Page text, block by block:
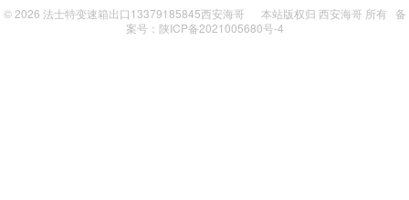
© 2026 法士特变速箱出口13379185845西安海哥 本站版权归 西安海哥 所有 备
案号：陕ICP备2021005680号-4